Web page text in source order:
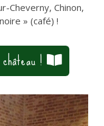
Cheverny, Chinon,
» (café) !
!